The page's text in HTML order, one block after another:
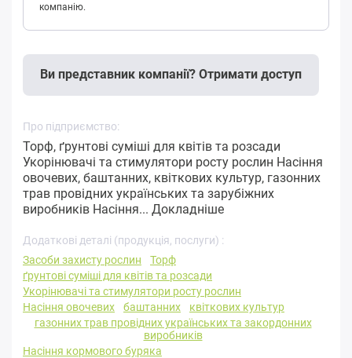
компанію.
Ви представник компанії? Отримати доступ
Про підприємство:
Торф, ґрунтові суміші для квітів та розсади
Укорінювачі та стимулятори росту рослин Насіння
овочевих, баштанних, квіткових культур, газонних
трав провідних українських та зарубіжних
виробників Насіння... Докладніше
Додаткові деталі (продукція, послуги) :
Засоби захисту рослин
Торф
ґрунтові суміші для квітів та розсади
Укорінювачі та стимулятори росту рослин
Насіння овочевих
баштанних
квіткових культур
газонних трав провідних українських та закордонних
виробників
Насіння кормового буряка